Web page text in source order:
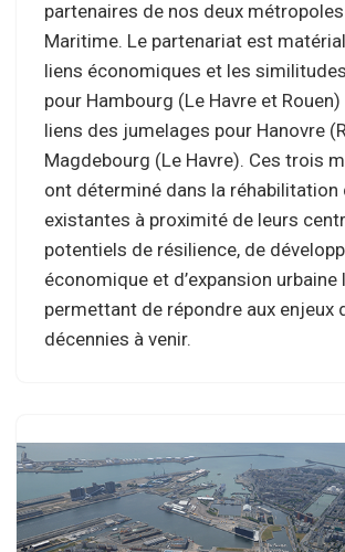
partenaires de nos deux métropoles
Maritime. Le partenariat est
liens économiques et les
pour Hambourg (Le Havre et
liens des jumelages pour Hanovre
Magdebourg (Le Havre). Ces trois
ont déterminé dans la réhabilitation
existantes à proximité de leurs
potentiels de résilience, de
économique et d’expansion urbaine
permettant de répondre aux enjeux
décennies à venir.